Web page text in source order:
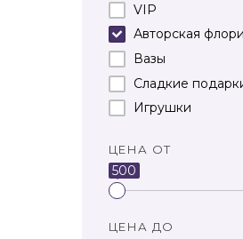
VIP
Авторская
Вазы
Сладкие
Игрушки
ЦЕНА ОТ
500
ЦЕНА ДО